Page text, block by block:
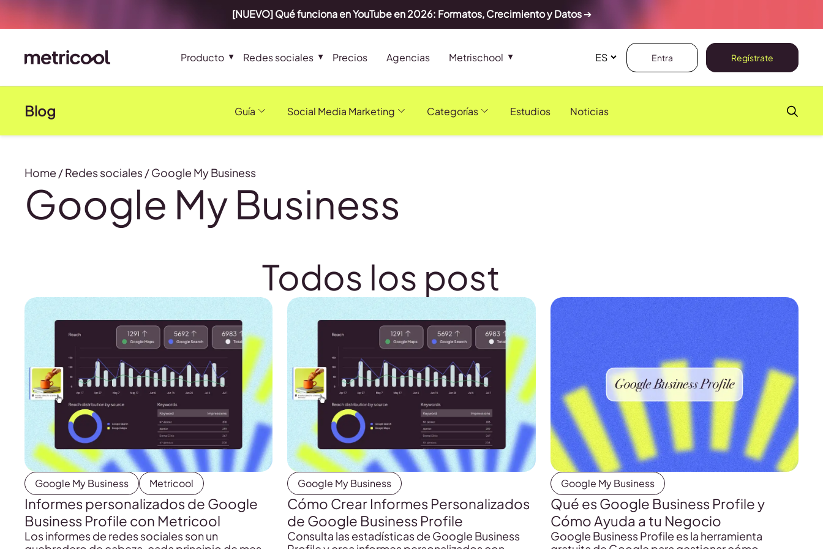
[NUEVO] Qué funciona en YouTube en 2026: Formatos, Crecimiento y Datos➔
Producto Redes sociales Precios Agencias Metrischool Entra Regístrate
Blog Guía Social Media Marketing Categorías Estudios Noticias
Home /Redes sociales/Google My Business
Google My Business
Todos los post
Google My Business Metricool
Informes personalizados de Google
Business Profile con Metricool
Los informes de redes sociales son un
Google My Business
Cómo Crear Informes Personalizados
de Google Business Profile
Consulta las estadísticas de Google Business
Google My Business
Qué es Google Business Profile y
Cómo Ayuda a tu Negocio
Google Business Profile es la herramienta